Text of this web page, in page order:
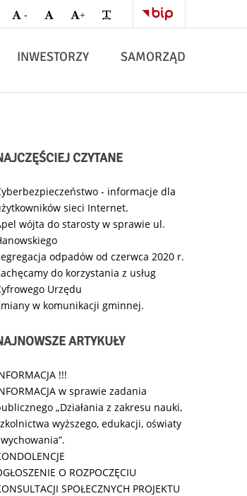
- Zmniejsz
czcionkę
Domyślna
czcionka
+ Zwiększ
czcionkę
Zwiększ
odstępy
INWESTORZY SAMORZĄD
CZYTANE
- informacje dla
sieci Internet.
wójta do starosty w sprawie ul.
odpadów od czerwca 2020 r.
do korzystania z usług
Urzędu
w komunikacji gminnej.
ARTYKUŁY
!!!
w sprawie zadania
„Działania z zakresu nauki,
wyższego, edukacji, oświaty
O ROZPOCZĘCIU
SPOŁECZNYCH PROJEKTU